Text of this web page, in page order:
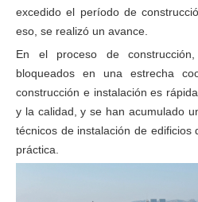
excedido el período de
eso, se realizó un avance.
En el proceso de
bloqueados en una estrecha
construcción e instalación es
y la calidad, y se han acumulado
técnicos de instalación de edificios
práctica.